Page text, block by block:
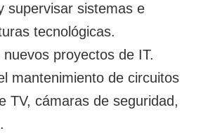
supervisar sistemas e
tecnológicas.
nuevos proyectos de IT.
mantenimiento de circuitos
TV, cámaras de seguridad,